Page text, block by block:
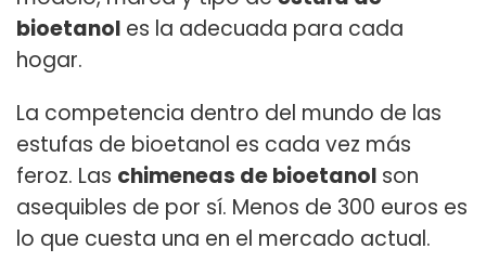
bioetanol es la adecuada para cada
hogar.
La competencia dentro del mundo de las
estufas de bioetanol es cada vez más
feroz. Las chimeneas de bioetanol son
asequibles de por sí. Menos de 300 euros es
lo que cuesta una en el mercado actual.